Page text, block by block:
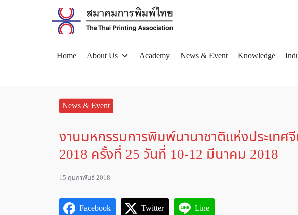
Home About Us Academy News & Event Knowledge
News & Event
งานมหกรรมการพิมพ์นานาชาติแห่งประเทศ
2018 ครั้งที่ 25 วันที่ 10-12 มีนาคม 2018
15 กุมภาพันธ์ 2018
Facebook Twitter Line